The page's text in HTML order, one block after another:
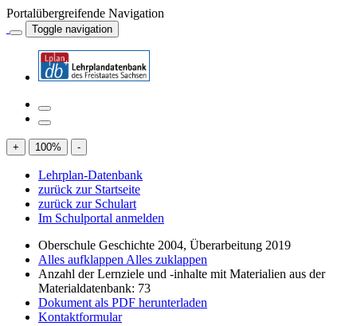
Portalübergreifende Navigation
Toggle navigation
+ 100% -
Lehrplan-Datenbank
zurück zur Startseite
zurück zur Schulart
Im Schulportal anmelden
Oberschule Geschichte 2004, Überarbeitung 2019
Alles aufklappen Alles zuklappen
Anzahl der Lernziele und -inhalte mit Materialien aus der
Materialdatenbank: 73
Dokument als PDF herunterladen
Kontaktformular